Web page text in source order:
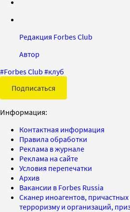
Редакция Forbes Club
Автор
#Forbes Club #клуб
Подписаться
Информация:
Контактная информация
Правила обработки
Реклама в журнале
Реклама на сайте
Условия перепечатки
Архив
Вакансии в Forbes Russia
Сканер иноагентов, причастных
терроризму и организаций,